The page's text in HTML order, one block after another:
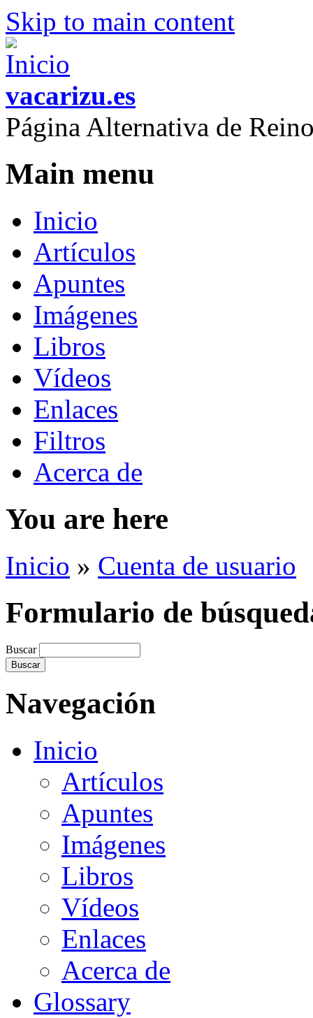
Skip to main content
vacarizu.es
Página Alternativa de
Main menu
Inicio
Artículos
Apuntes
Imágenes
Libros
Vídeos
Enlaces
Filtros
Acerca de
You are here
Inicio » Cuenta de usuario
Formulario de
Buscar
Navegación
Inicio
Artículos
Apuntes
Imágenes
Libros
Vídeos
Enlaces
Acerca de
Glossary